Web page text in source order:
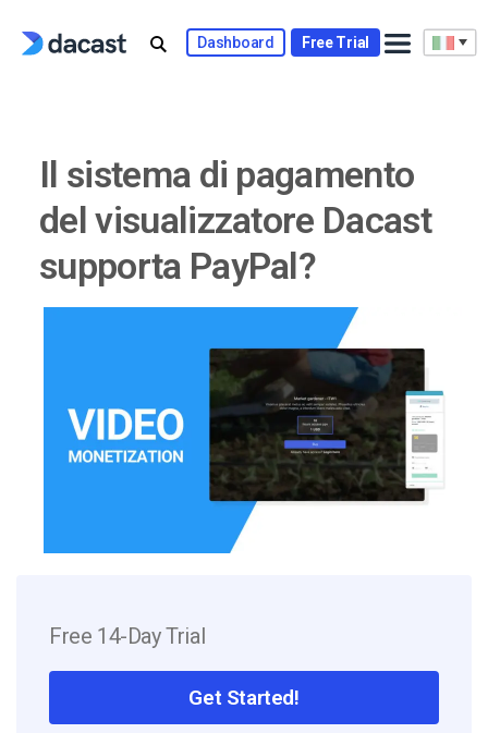
Dashboard Free Trial
Il sistema di pagamento
del visualizzatore Dacast
supporta PayPal?
Free 14-Day Trial
Get Started!